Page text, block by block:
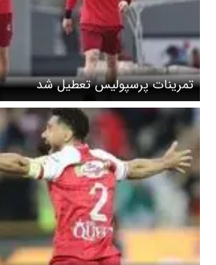
تمرینات پرسپولیس تعطیل شد